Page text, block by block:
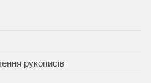
рукописів